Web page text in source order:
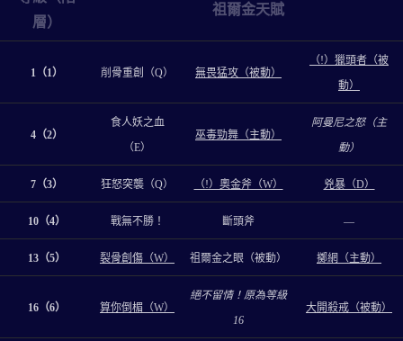
層）
祖爾金天賦
1（1） 削骨重創（Q） 無畏猛攻（被動）
（!）獵頭者（被
動）
4（2）
食人妖之血
（E）
巫毒勁舞（主動）
阿曼尼之怒（主
動）
7（3） 狂怒突襲（Q） （!）奧金斧（W） 兇暴（D）
10（4） 戰無不勝！ 斷頭斧 —
13（5） 裂骨創傷（W） 祖爾金之眼（被動） 擲網（主動）
16（6） 算你倒楣（W）
絕不留情！原為等級
16
大開殺戒（被動）